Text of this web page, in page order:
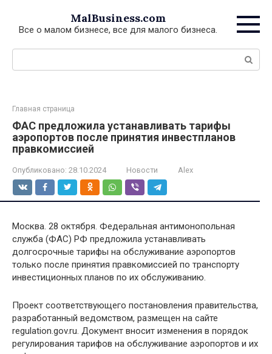
контенту
MalBusiness.com
Все о малом бизнесе, все для малого бизнеса.
Поиск:
Главная страница
ФАС предложила устанавливать тарифы
аэропортов после принятия инвестпланов
правкомиссией
Опубликовано: 28.10.2024 Новости Alex
Москва. 28 октября. Федеральная антимонопольная
служба (ФАС) РФ предложила устанавливать
долгосрочные тарифы на обслуживание аэропортов
только после принятия правкомиссией по транспорту
инвестиционных планов по их обслуживанию.
Проект соответствующего постановления правительства,
разработанный ведомством, размещен на сайте
regulation.gov.ru. Документ вносит изменения в порядок
регулирования тарифов на обслуживание аэропортов и их